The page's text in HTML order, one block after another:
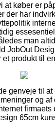
at køber er
der har
man
JobOut
et produkt til
genveje til at
og af
firmaets
65cm